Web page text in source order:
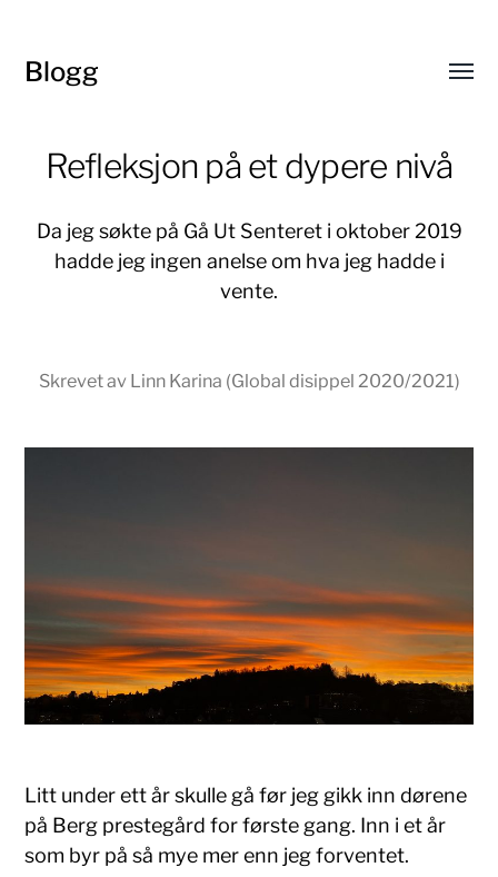
Blogg
Refleksjon på et dypere nivå
Da jeg søkte på Gå Ut Senteret i oktober 2019
hadde jeg ingen anelse om hva jeg hadde i
vente.
Skrevet av Linn Karina (Global disippel 2020/2021)
Litt under ett år skulle gå før jeg gikk inn dørene
på Berg prestegård for første gang. Inn i et år
som byr på så mye mer enn jeg forventet.